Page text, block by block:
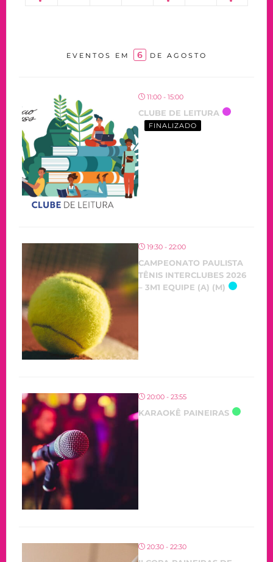
EVENTOS EM 6 DE AGOSTO
11:00 - 15:00
CLUBE DE LEITURA
FINALIZADO
19:30 - 22:00
CAMPEONATO PAULISTA
TÊNIS INTERCLUBES 2026
– 3M1 EQUIPE (A) (M)
20:00 - 23:55
KARAOKÊ PAINEIRAS
20:30 - 22:30